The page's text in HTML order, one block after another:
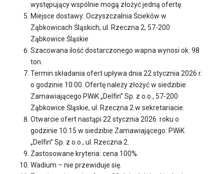
występujący wspólnie mogą złożyć jedną ofertę.
Miejsce dostawy: Oczyszczalnia Ścieków w
Ząbkowicach Śląskich, ul. Rzeczna 2, 57-200
Ząbkowice Śląskie
Szacowana ilość dostarczonego wapna wynosi ok. 98
ton.
Termin składania ofert upływa dnia 22 stycznia 2026 r.
o godzinie 10:00. Ofertę należy złożyć w siedzibie
Zamawiającego PWiK „Delfin” Sp. z o.o., 57-200
Ząbkowice Śląskie, ul. Rzeczna 2 w sekretariacie.
Otwarcie ofert nastąpi 22 stycznia 2026 roku o
godzinie 10:15 w siedzibie Zamawiającego: PWiK
„Delfin” Sp. z o.o., ul. Rzeczna 2.
Zastosowane kryteria: cena 100%.
Wadium – nie przewiduje się.